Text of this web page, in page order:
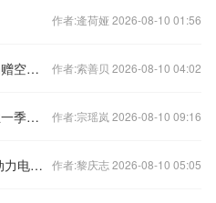
作者:逄荷娅 2026-08-10 01:56
日立向上海公共卫生临床中心捐赠空气净化器 作者:索善贝 2026-08-10 04:02
亏损、降薪、裁员……家电行业一季度艰难求存 作者:宗瑶岚 2026-08-10 09:16
补贴缺位回收环节难盈利 汽车动力电池回收形势紧迫 作者:黎庆志 2026-08-10 05:05